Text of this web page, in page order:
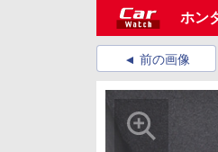
ホン
前の画像